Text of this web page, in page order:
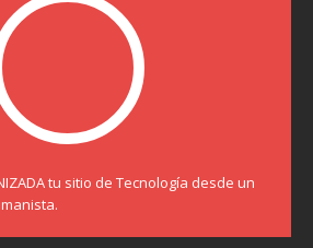
tu sitio de Tecnología desde un